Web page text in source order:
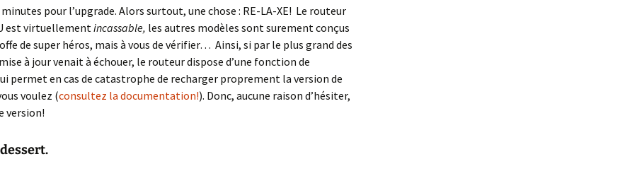
pour l’upgrade. Alors surtout, une chose : RE-LA-XE! Le routeur
est virtuellementincassable, les autres modèles sont surement conçus
de super héros, mais à vous de vérifier… Ainsi, si par le plus grand des
à jour venait à échouer, le routeur dispose d’une fonction de
permet en cas de catastrophe de recharger proprement la version de
voulez (consultez la documentation!). Donc, aucune raison d’hésiter,
version!